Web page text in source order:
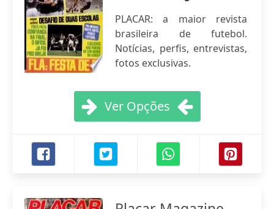
PLACAR: a maior revista
brasileira de futebol.
Notícias, perfis, entrevistas,
fotos exclusivas.
Ver Opções